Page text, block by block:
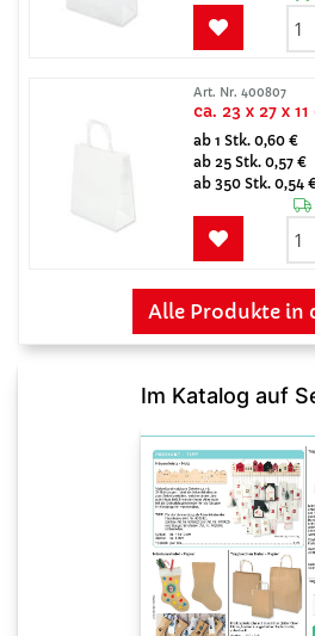
Art. Nr. 400807
ca. 23 x 27 x
ab 1 Stk. 0,60 €
ab 25 Stk. 0,57 €
ab 350 Stk. 0,54
Alle Produkte in
Im Katalog auf